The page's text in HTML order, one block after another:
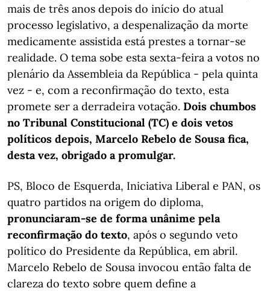
mais de três anos depois do início do atual
processo legislativo, a despenalização da morte
medicamente assistida está prestes a tornar-se
realidade. O tema sobe esta sexta-feira a votos no
plenário da Assembleia da República - pela quinta
vez - e, com a reconfirmação do texto, esta
promete ser a derradeira votação. Dois chumbos
no Tribunal Constitucional (TC) e dois vetos
políticos depois, Marcelo Rebelo de Sousa fica,
desta vez, obrigado a promulgar.
PS, Bloco de Esquerda, Iniciativa Liberal e PAN, os
quatro partidos na origem do diploma,
pronunciaram-se de forma unânime pela
reconfirmação do texto, após o segundo veto
político do Presidente da República, em abril.
Marcelo Rebelo de Sousa invocou então falta de
clareza do texto sobre quem define a